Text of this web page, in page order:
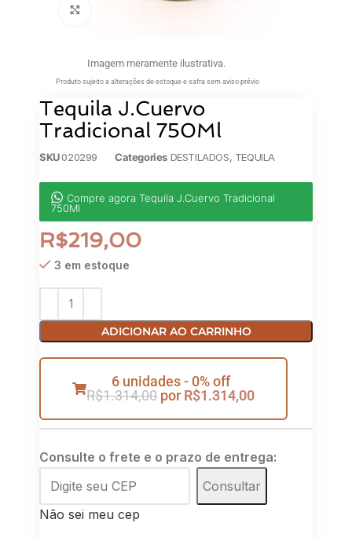
Imagem meramente ilustrativa.
Produto sujeito a alterações de estoque e safra sem aviso prévio
Tequila J.Cuervo
Tradicional 750Ml
SKU020299 Categories DESTILADOS, TEQUILA
Compre agora Tequila J.Cuervo Tradicional
750Ml
R$219,00
3 em estoque
ADICIONAR AO CARRINHO
6 unidades - 0% off
R$1.314,00 por R$1.314,00
Consulte o frete e o prazo de entrega:
Consultar
Não sei meu cep